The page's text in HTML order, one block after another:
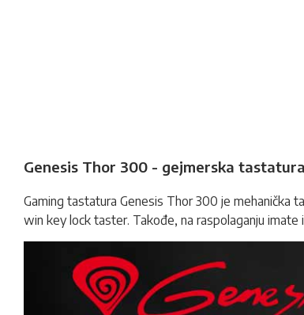
Genesis Thor 300 - gejmerska tastatura
Gaming tastatura Genesis Thor 300 je mehanička
win key lock taster. Takođe, na raspolaganju